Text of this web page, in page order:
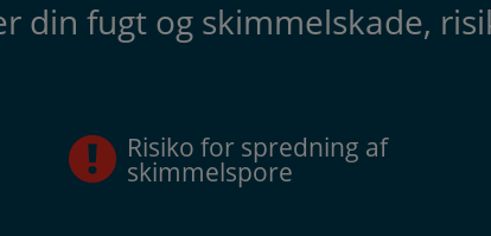
din fugt og skimmelskade,
Risiko for spredning af
skimmelspore